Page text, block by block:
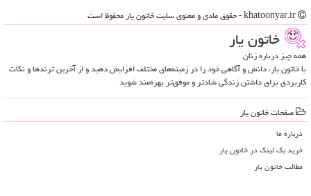
خاتون یار
همه چیز درباره زنان
با خاتون یار، دانش و آگاهی خود را در زمینه‌های مختلف افزایش دهید و از آخرین ترندها و نکات
کاربردی برای داشتن زندگی شادتر و موفق‌تر بهره‌مند شوید
صفحات خاتون یار
درباره ما
خرید بک لینک در خاتون یار
مطالب خاتون یار